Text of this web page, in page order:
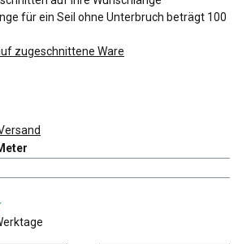
für ein Seil ohne Unterbruch beträgt 100
zugeschnittene Ware